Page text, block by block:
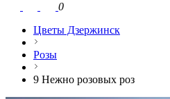
0
Цветы Дзержинск
Розы
9 Нежно розовых роз